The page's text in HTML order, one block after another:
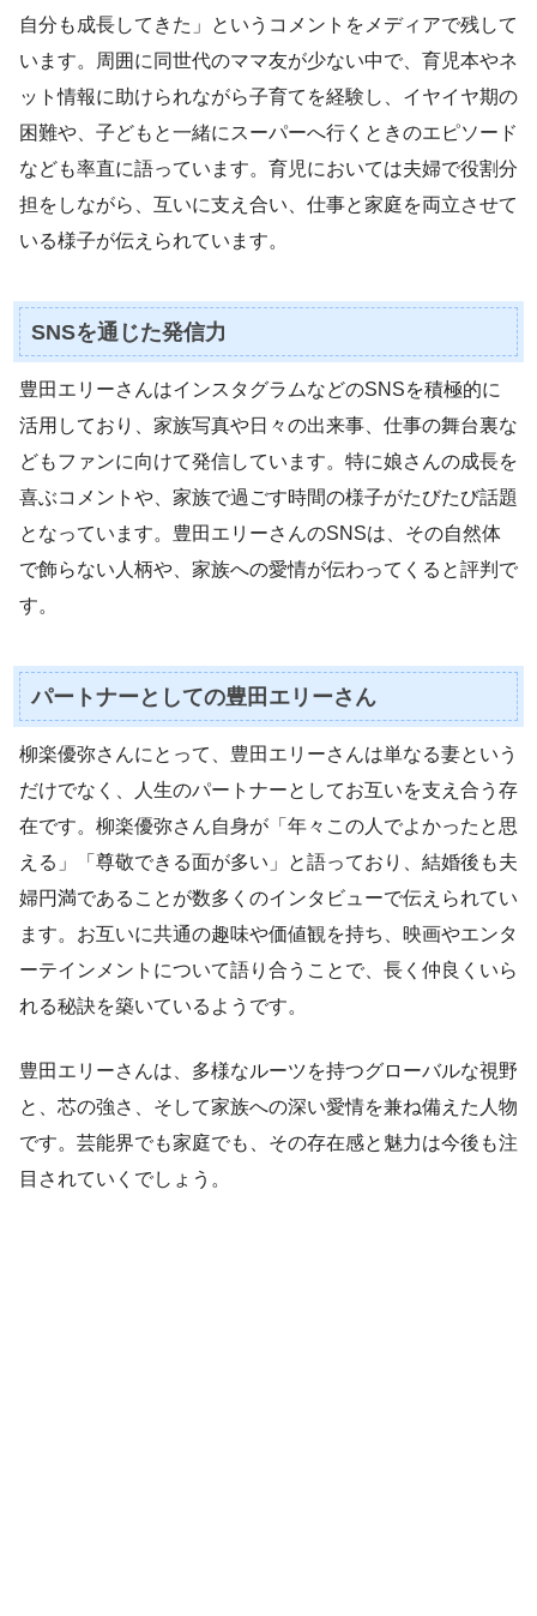
自分も成長してきた」というコメントをメディアで残して
います。周囲に同世代のママ友が少ない中で、育児本やネ
ット情報に助けられながら子育てを経験し、イヤイヤ期の
困難や、子どもと一緒にスーパーへ行くときのエピソード
なども率直に語っています。育児においては夫婦で役割分
担をしながら、互いに支え合い、仕事と家庭を両立させて
いる様子が伝えられています。
SNSを通じた発信力
豊田エリーさんはインスタグラムなどのSNSを積極的に
活用しており、家族写真や日々の出来事、仕事の舞台裏な
どもファンに向けて発信しています。特に娘さんの成長を
喜ぶコメントや、家族で過ごす時間の様子がたびたび話題
となっています。豊田エリーさんのSNSは、その自然体
で飾らない人柄や、家族への愛情が伝わってくると評判で
す。
パートナーとしての豊田エリーさん
柳楽優弥さんにとって、豊田エリーさんは単なる妻という
だけでなく、人生のパートナーとしてお互いを支え合う存
在です。柳楽優弥さん自身が「年々この人でよかったと思
える」「尊敬できる面が多い」と語っており、結婚後も夫
婦円満であることが数多くのインタビューで伝えられてい
ます。お互いに共通の趣味や価値観を持ち、映画やエンタ
ーテインメントについて語り合うことで、長く仲良くいら
れる秘訣を築いているようです。
豊田エリーさんは、多様なルーツを持つグローバルな視野
と、芯の強さ、そして家族への深い愛情を兼ね備えた人物
です。芸能界でも家庭でも、その存在感と魅力は今後も注
目されていくでしょう。